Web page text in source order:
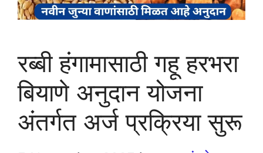
रब्बी हंगामासाठी गहू हरभरा
बियाणे अनुदान योजना
अंतर्गत अर्ज प्रक्रिया सुरू